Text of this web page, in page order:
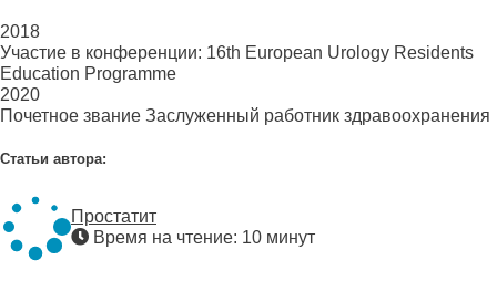
2018
Участие в конференции: 16th European Urology Residents
Education Programme
2020
Почетное звание Заслуженный работник здравоохранения
Статьи автора:
Простатит
Время на чтение: 10 минут